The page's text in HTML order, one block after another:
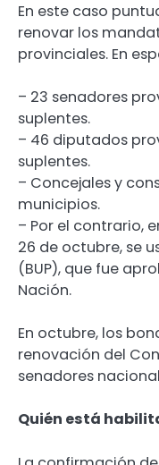
En este caso
renovar los
provinciales. En
– 23 senadores
suplentes.
– 46 diputados
suplentes.
– Concejales y
municipios.
– Por el contrario,
26 de octubre, se
(BUP), que fue
Nación.
En octubre, los
renovación del
senadores
Quién está